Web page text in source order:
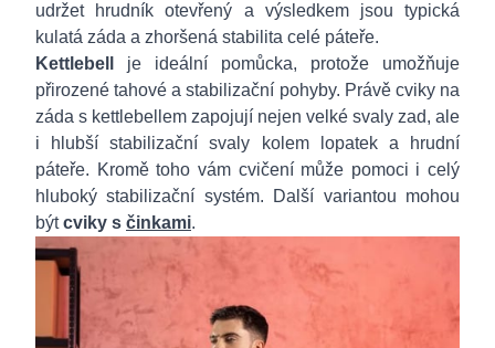
udržet hrudník otevřený a výsledkem jsou typická
kulatá záda a zhoršená stabilita celé páteře.
Kettlebell
je ideální pomůcka, protože umožňuje
přirozené tahové a stabilizační pohyby. Právě cviky na
záda s kettlebellem zapojují nejen velké svaly zad, ale
i hlubší stabilizační svaly kolem lopatek a hrudní
páteře. Kromě toho vám cvičení může pomoci i celý
hluboký stabilizační systém. Další variantou mohou
býtcviky s činkami.